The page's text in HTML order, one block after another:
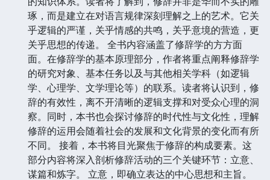
琢，而是建立在对语言规律深刻理解之上的艺术。它关
乎逻辑的严谨，关乎情感的共鸣，关乎意境的营造，更
关乎思想的传递。 全书内容涵盖了修辞学的方方面
面。在修辞学的基本原理部分，作者将重点阐释修辞学
的研究对象、基本任务以及与其他相关学科（如逻辑
学、心理学、文学理论等）的联系。读者将认识到，修
辞的有效性，离不开清晰的逻辑支撑和对受众心理的洞
察。同时，本书也会探讨修辞的时代性与文化性，理解
修辞的运用会随着社会的发展和文化背景的变化而有所
不同。 接着，本书将目光聚焦于修辞的构成要素。这
部分内容将深入剖析修辞活动的三个关键环节：立意、
谋篇和炼字。 立意，即确立表达的中心思想和主旨。